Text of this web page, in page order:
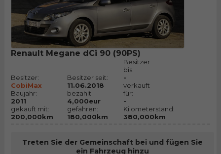
Renault Megane dCi 90 (90PS)
Besitzer:
CobiMax
Baujahr:
2011
gekauft mit:
200,000km
Besitzer seit:
11.06.2018
bezahlt:
4,000eur
gefahren:
180,000km
Besitzer
bis:
-
verkauft
für:
-
Kilometerstand:
380,000km
Treten Sie der Gemeinschaft bei und fügen Sie
ein Fahrzeug hinzu